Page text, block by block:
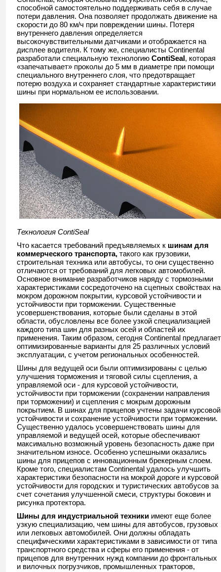
способной самостоятельно поддерживать себя в случае
потери давления. Она позволяет продолжать движение на
скорости до 80 км/ч при повреждении шины. Потеря
внутреннего давления определяется
высокочувствительными датчиками и отображается на
дисплее водителя. К тому же, специалисты Continental
разработали специальную технологию ContiSeal, которая
«запечатывает» проколы до 5 мм в диаметре при помощи
специального внутреннего слоя, что предотвращает
потерю воздуха и сохраняет стандартные характеристики
шины при нормальном ее использовании.
Технология ContiSeal
Что касается требований предъявляемых к шинам для
коммерческого транспорта, такого как грузовики,
строительная техника или автобусы, то они существенно
отличаются от требований для легковых автомобилей.
Основное внимание разработчиков наряду с тормозными
характеристиками сосредоточено на сцепных свойствах на
мокром дорожном покрытии, курсовой устойчивости и
устойчивости при торможении. Существенные
усовершенствования, которые были сделаны в этой
области, обусловлены все более узкой специализацией
каждого типа шин для разных осей и областей их
применения. Таким образом, сегодня Continental предлагает
оптимизированные варианты для 25 различных условий
эксплуатации, с учетом региональных особенностей.
Шины для ведущей оси были оптимизированы с целью
улучшения торможения и тяговой силы сцепления, а
управляемой оси - для курсовой устойчивости,
устойчивости при торможении (сохранении направления
при торможении) и сцепления с мокрым дорожным
покрытием. В шинах для прицепов учтены задачи курсовой
устойчивости и сохранение устойчивости при торможении.
Существенно удалось усовершенствовать шины для
управляемой и ведущей осей, которые обеспечивают
максимально возможный уровень безопасность даже при
значительном износе. Особенно успешными оказались
шины для прицепов с инновационным брекерным слоем.
Кроме того, специалистам Continental удалось улучшить
характеристики безопасности на мокрой дороге и курсовой
устойчивости для городских и туристических автобусов за
счет сочетания улучшенной смеси, структуры боковин и
рисунка протектора.
Шины для индустриальной техники имеют еще более
узкую специализацию, чем шины для автобусов, грузовых
или легковых автомобилей. Они должны обладать
специфическими характеристиками в зависимости от типа
транспортного средства и сферы его применения - от
прицепов для внутренних нужд компании до фронтальных
и вилочных погрузчиков, промышленных тракторов,